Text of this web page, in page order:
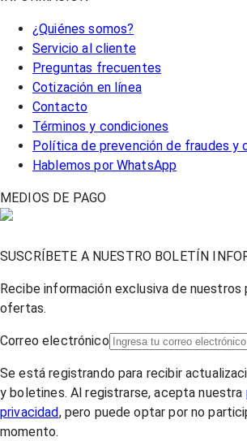
¿Quiénes somos?
Servicio al cliente
Preguntas frecuentes
Cotización en línea
Contacto
Términos y condiciones
Política de prevención de fraudes y
Hablemos por WhatsApp
MEDIOS DE PAGO
SUSCRÍBETE A NUESTRO BOLETÍN
Recibe información exclusiva de
ofertas.
Correo electrónico
Se está registrando para recibir
y boletines. Al registrarse, acepta nuestra
privacidad, pero puede optar por no
momento.